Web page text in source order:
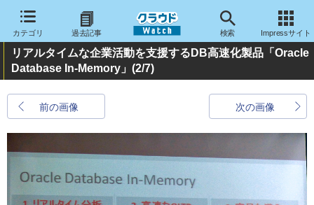
カテゴリ 過去記事 検索 Impressサイト
リアルタイムな企業活動を支援するDB高速化製品「Oracle
Database In-Memory」 (2/7)
前の画像 次の画像